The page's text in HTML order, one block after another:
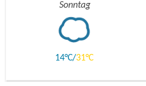
Sonntag
14 31